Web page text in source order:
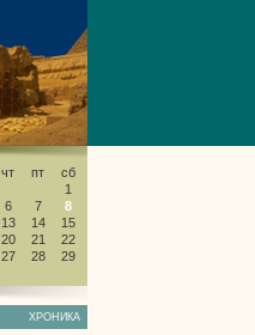
чт пт
сб
1
6 7
8
13 14
15
20 21
22
27 28
29
ХРОНИКА